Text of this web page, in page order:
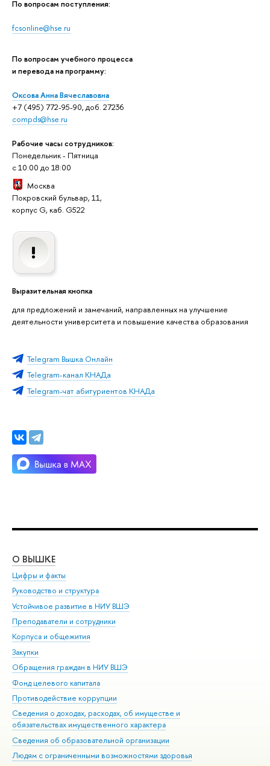
По вопросам поступления:
fcsonline@hse.ru
По вопросам учебного процесса
и перевода на программу:
Оксова Анна Вячеславовна
+7 (495) 772-95-90, доб. 27236
compds@hse.ru
Рабочие часы сотрудников:
Понедельник - Пятница
c 10:00 до 18:00
Москва
Покровский бульвар, 11,
корпус G, каб. G522
Выразительная кнопка
для предложений и замечаний, направленных на улучшение
деятельности университета и повышение качества образования
Telegram Вышка Онлайн
Telegram-канал КНАДа
Telegram-чат абитуриентов КНАДа
О ВЫШКЕ
Цифры и факты
Руководство и структура
Устойчивое развитие в НИУ ВШЭ
Преподаватели и сотрудники
Корпуса и общежития
Закупки
Обращения граждан в НИУ ВШЭ
Фонд целевого капитала
Противодействие коррупции
Сведения о доходах, расходах, об имуществе и
обязательствах имущественного характера
Сведения об образовательной организации
Людям с ограниченными возможностями здоровья